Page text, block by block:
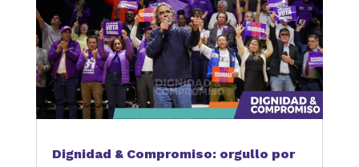
Dignidad & Compromiso: orgullo por